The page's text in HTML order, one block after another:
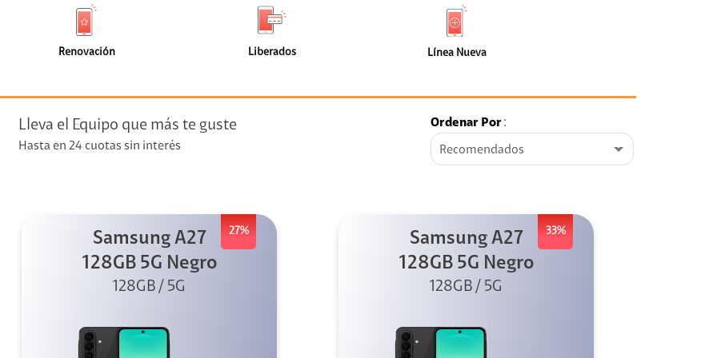
+ Telefonía
streaming
de
faceta
Renovación
(8)
faceta
Liberados
de
faceta
Línea Nueva
Nueva
(8)
Lleva el Equipo que más te guste
Hasta en 24 cuotas sin interés
Ordenar Por:
Recomendados
27%
Samsung A27
128GB 5G Negro
128GB / 5G
33%
Samsung A27
128GB 5G Negro
128GB / 5G